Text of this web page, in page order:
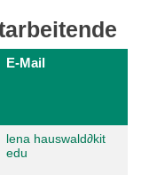
E-Mail
lena hauswald∂kit
edu